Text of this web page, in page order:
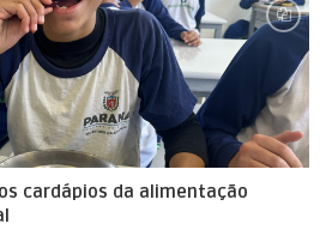
cardápios da alimentação